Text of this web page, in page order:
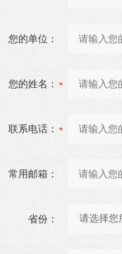
您的单位：
您的姓名：
联系电话：
常用邮箱：
省份：